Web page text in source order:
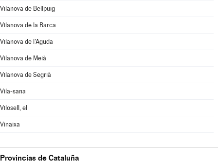
Vilanova de Bellpuig
Vilanova de la Barca
Vilanova de l'Aguda
Vilanova de Meià
Vilanova de Segrià
Vila-sana
Vilosell, el
Vinaixa
Provincias de Cataluña